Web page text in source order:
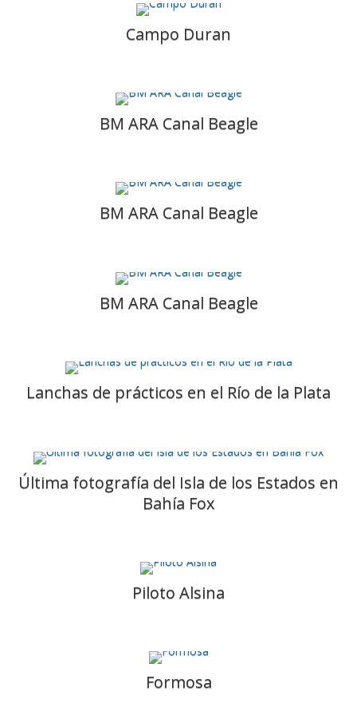
Campo Duran
BM ARA Canal Beagle
BM ARA Canal Beagle
BM ARA Canal Beagle
Lanchas de prácticos en el Río de la Plata
Última fotografía del Isla de los Estados en
Bahía Fox
Piloto Alsina
Formosa